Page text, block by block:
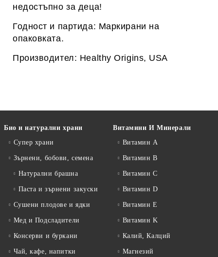
недостъпно за деца!
Годност и партида: Маркирани на
опаковката.
Производител: Healthy Origins, USA
Био и натурални храни
Супер храни
Зърнени, бобови, семена
Натурални брашна
Паста и зърнени закуски
Сушени плодове и ядки
Мед и Подсладители
Консерви и буркани
Чай, кафе, напитки
Витамини И Минерали
Витамин А
Витамин B
Витамин C
Витамин D
Витамин E
Витамин K
Калий, Калций
Магнезий